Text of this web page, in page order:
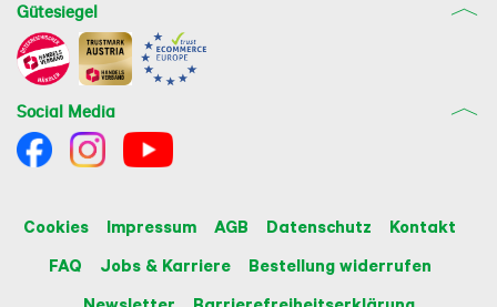
Gütesiegel
Social Media
Cookies Impressum AGB Datenschutz
Kontakt
FAQ
Jobs & Karriere
Bestellung widerrufen